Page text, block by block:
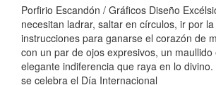
Porfirio Escandón / Gráficos Diseño
necesitan ladrar, saltar en círculos, ir por
instrucciones para ganarse el corazón de
con un par de ojos expresivos, un
elegante indiferencia que raya en lo
se celebra el Día Internacional